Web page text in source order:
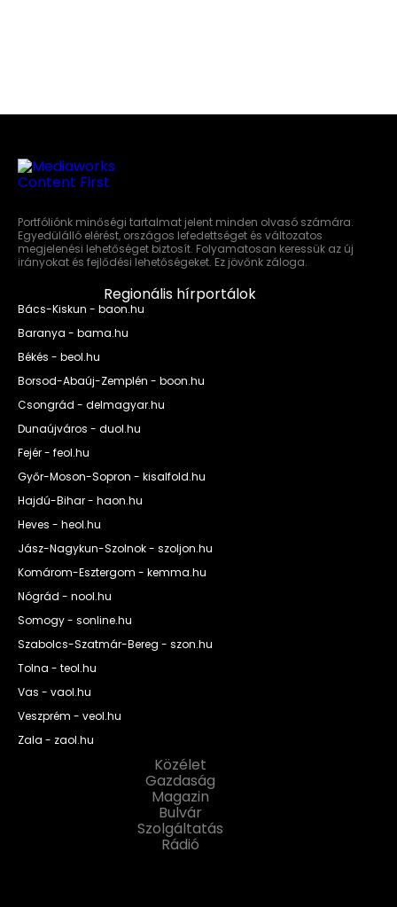
Portfóliónk minőségi tartalmat jelent minden olvasó számára.
Egyedülálló elérést, országos lefedettséget és változatos
megjelenési lehetőséget biztosít. Folyamatosan keressük az új
irányokat és fejlődési lehetőségeket. Ez jövőnk záloga.
Regionális hírportálok
Bács-Kiskun - baon.hu
Baranya - bama.hu
Békés - beol.hu
Borsod-Abaúj-Zemplén - boon.hu
Csongrád - delmagyar.hu
Dunaújváros - duol.hu
Fejér - feol.hu
Győr-Moson-Sopron - kisalfold.hu
Hajdú-Bihar - haon.hu
Heves - heol.hu
Jász-Nagykun-Szolnok - szoljon.hu
Komárom-Esztergom - kemma.hu
Nógrád - nool.hu
Somogy - sonline.hu
Szabolcs-Szatmár-Bereg - szon.hu
Tolna - teol.hu
Vas - vaol.hu
Veszprém - veol.hu
Zala - zaol.hu
Közélet
Gazdaság
Magazin
Bulvár
Szolgáltatás
Rádió